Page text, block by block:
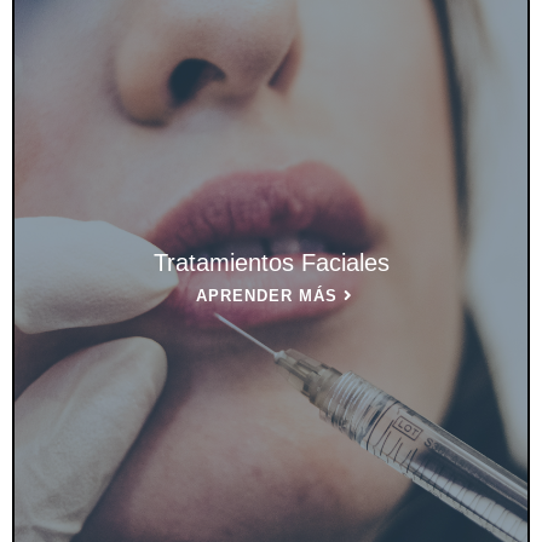
Tratamientos Faciales
APRENDER MÁS